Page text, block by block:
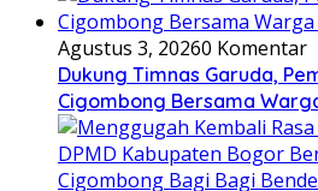
Agustus 3, 20260 Komentar
Dukung Timnas Garuda,
Cigombong Bersama